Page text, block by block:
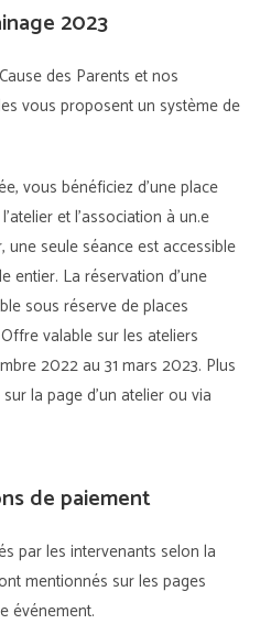
2023
des Parents et nos
vous proposent un système de
vous bénéficiez d’une place
et l’association à un.e
une seule séance est accessible
entier. La réservation d’une
sous réserve de places
valable sur les ateliers
2022 au 31 mars 2023. Plus
la page d’un atelier ou via
de paiement
par les intervenants selon la
mentionnés sur les pages
événement.